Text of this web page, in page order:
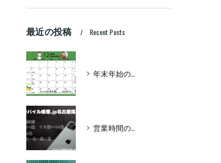
最近の投稿 Recent Posts
年末年始のお知らせ
営業時間のお知らせ